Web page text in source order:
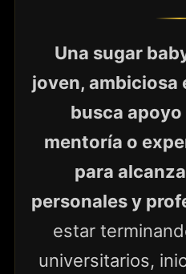
Una sugar
joven, ambiciosa
busca
mentoría o
para
personales y
estar
universitarios,